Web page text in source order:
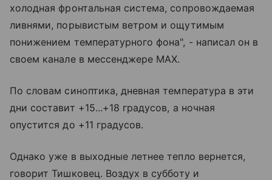
холодная фронтальная система, сопровождаемая
ливнями, порывистым ветром и ощутимым
понижением температурного фона", - написал он в
своем канале в мессенджере MAX.
По словам синоптика, дневная температура в эти
дни составит +15...+18 градусов, а ночная
опустится до +11 градусов.
Однако уже в выходные летнее тепло вернется,
говорит Тишковец. Воздух в субботу и